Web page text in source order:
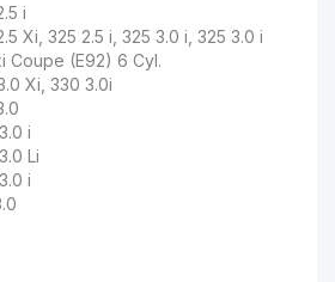
i
Xi, 325 2.5 i, 325 3.0 i, 325 3.0 i
Coupe (E92) 6 Cyl.
Xi, 330 3.0i
i
Li
i